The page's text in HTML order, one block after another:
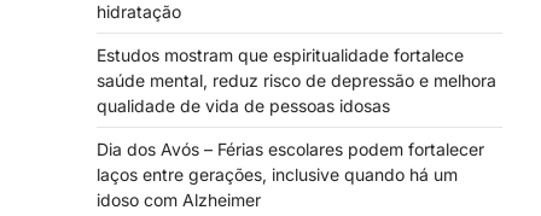
hidratação
Estudos mostram que espiritualidade fortalece
saúde mental, reduz risco de depressão e melhora
qualidade de vida de pessoas idosas
Dia dos Avós – Férias escolares podem fortalecer
laços entre gerações, inclusive quando há um
idoso com Alzheimer